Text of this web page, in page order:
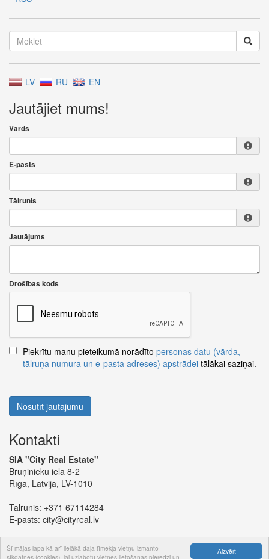
Aizvērt
Šī mājas lapa kā arī lielākā daļa tīmekļa vietņu izmanto
sīkdatnes (cookies), lai uzlabotu vietnes lietošanas pieredzi un
LV RU EN
Jautājiet mums!
Vārds
E-pasts
Tālrunis
Jautājums
Drošības kods
Piekrītu manu pieteikumā norādīto personas datu (vārda,
tālruņa numura un e-pasta adreses) apstrādei tālākai saziņai.
Nosūtīt jautājumu
Kontakti
SIA "City Real Estate"
Bruņinieku iela 8-2
Rīga, Latvija, LV-1010
Tālrunis: +371 67114284
E-pasts: city@cityreal.lv